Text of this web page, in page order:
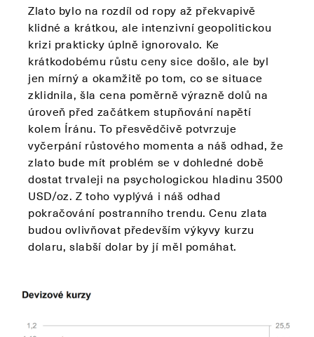
Zlato bylo na rozdíl od ropy až překvapivě
klidné a krátkou, ale intenzivní geopolitickou
krizi prakticky úplně ignorovalo. Ke
krátkodobému růstu ceny sice došlo, ale byl
jen mírný a okamžitě po tom, co se situace
zklidnila, šla cena poměrně výrazně dolů na
úroveň před začátkem stupňování napětí
kolem Íránu. To přesvědčivě potvrzuje
vyčerpání růstového momenta a náš odhad, že
zlato bude mít problém se v dohledné době
dostat trvaleji na psychologickou hladinu 3500
USD/oz. Z toho vyplývá i náš odhad
pokračování postranního trendu. Cenu zlata
budou ovlivňovat především výkyvy kurzu
dolaru, slabší dolar by jí měl pomáhat.